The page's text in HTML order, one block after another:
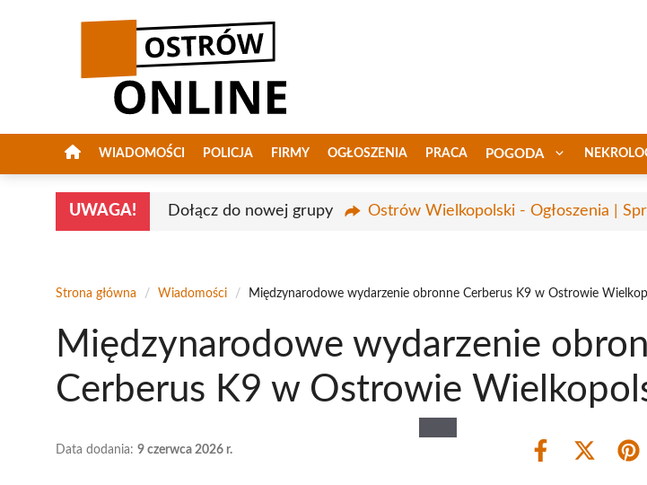
WIADOMOŚCI POLICJA FIRMY OGŁOSZENIA PRACA POGODA
UWAGA! Dołącz do nowej grupy Ostrów Wielkopolski - Ogłoszenia |
Strona główna / Wiadomości / Międzynarodowe wydarzenie obronne Cerberus K9 w Ostrowie
Międzynarodowe wydarzenie
Cerberus K9 w Ostrowie
Data dodania: 9 czerwca 2026 r.
Share
Share